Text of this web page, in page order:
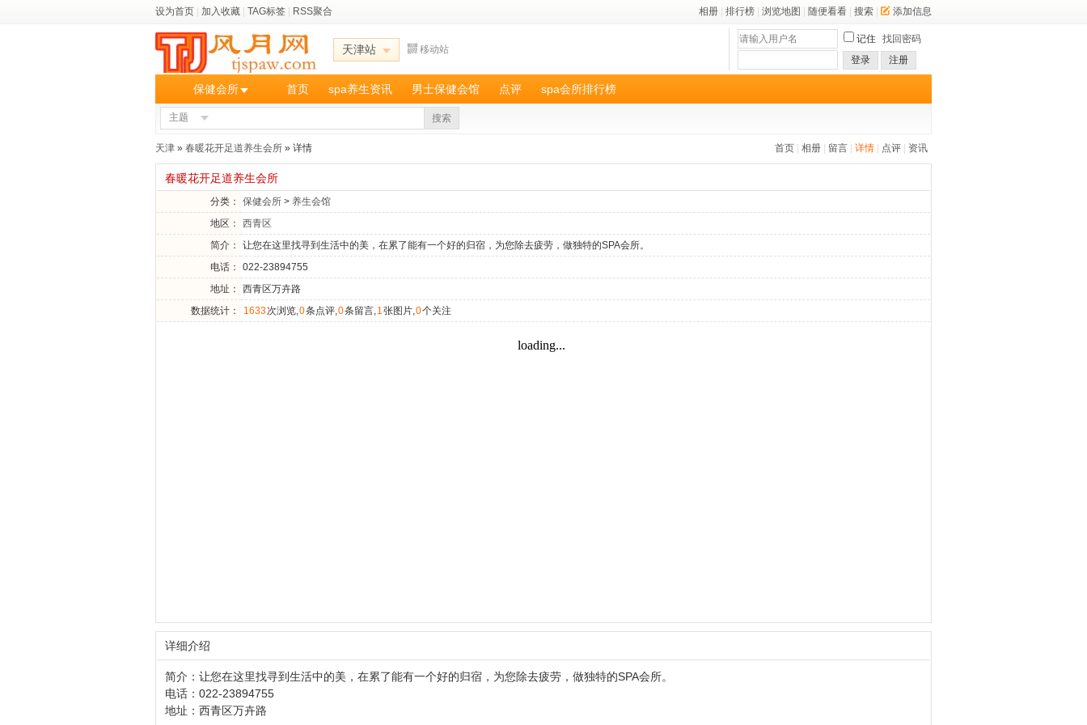
设为首页 加入收藏 TAG标签 RSS聚合 相册 排行榜 浏览地图 随便看看 搜索 添加信息
天津站 移动站
记住 找回密码
登录
注册
保健会所 首页 spa养生资讯 男士保健会馆 点评 spa会所排行榜
主题 搜索
首页 相册 留言 详情 点评 资讯
天津 » 春暖花开足道养生会所 » 详情
春暖花开足道养生会所
分类： 保健会所 > 养生会馆
地区：
西青区
简介：
让您在这里找寻到生活中的美，在累了能有一个好的归宿，为您除去疲劳，做独特的SPA会所。
电话：
022-23894755
地址：
西青区万卉路
数据统计：
1633次浏览,0条点评,0条留言,1张图片,0个关注
详细介绍
简介： 让您在这里找寻到生活中的美，在累了能有一个好的归宿，为您除去疲劳，做独特的SPA会所。
电话： 022-23894755
地址： 西青区万卉路